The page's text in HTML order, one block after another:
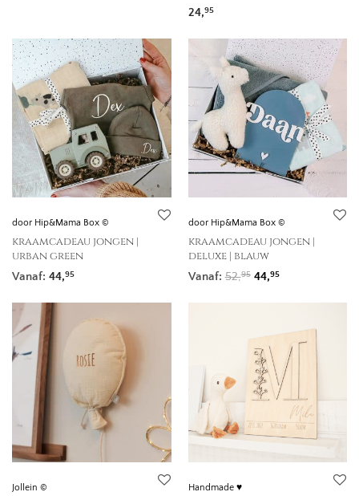
24,95
door Hip&Mama Box ©
kraamcadeau jongen |
urban green
Vanaf: 44,95
door Hip&Mama Box ©
kraamcadeau jongen |
deluxe | blauw
Vanaf:52,95 Oorspronkelijke
44,95Huidige prijs
Jollein © Handmade ♥